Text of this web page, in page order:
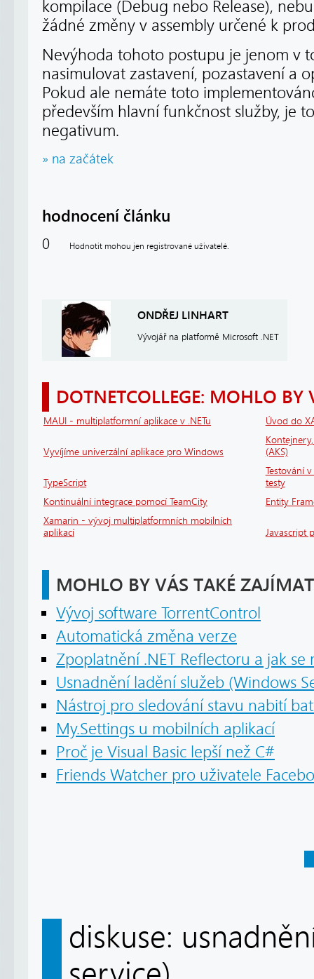
kompilace (Debug nebo Release),
žádné změny v assembly určené k
Nevýhoda tohoto postupu je jenom v
nasimulovat zastavení, pozastavení a
Pokud ale nemáte toto
především hlavní funkčnost služby, je
negativum.
» na začátek
hodnocení článku
0 Hodnotit mohou jen registrované uživatelé.
ONDŘEJ LINHART
Vývojář na platformě Microsoft .NET
DOTNETCOLLEGE: MOHLO BY
MAUI - multiplatformní aplikace v .NETu Úvod do
Vyvíjíme univerzální aplikace pro Windows
(AKS)
TypeScript
Testování
testy
Kontinuální integrace pomocí TeamCity
Entity
Xamarin - vývoj multiplatformních mobilních
aplikací
Javascript
MOHLO BY VÁS TAKÉ ZAJÍMAT
Vývoj software TorrentControl
Automatická změna verze
Zpoplatnění .NET Reflectoru a jak
Usnadnění ladění služeb (Windows
Nástroj pro sledování stavu nabití
My.Settings u mobilních aplikací
Proč je Visual Basic lepší než C#
Friends Watcher pro uživatele
diskuse: